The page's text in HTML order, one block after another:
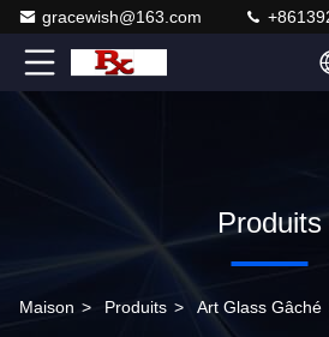
gracewish@163.com
Produits
Maison > Produits > Art Glass Gâché